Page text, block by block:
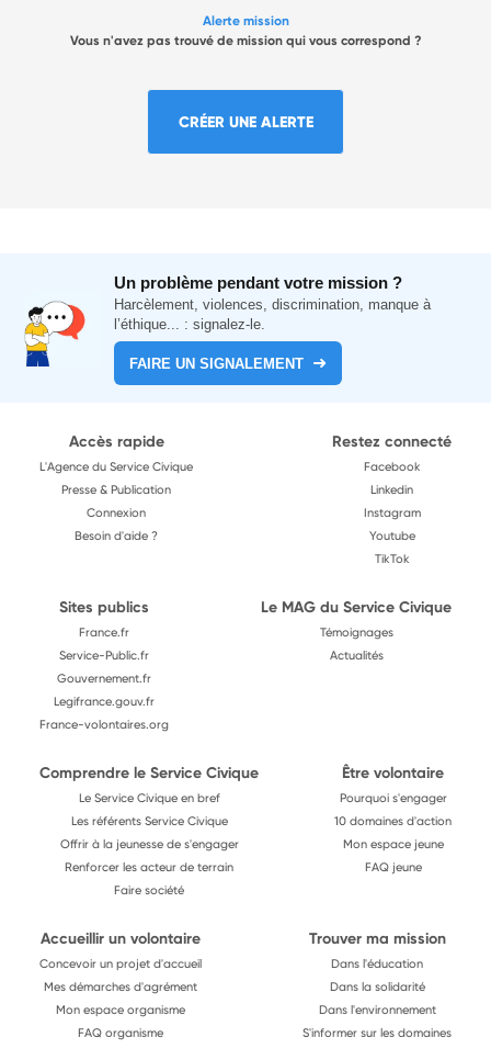
Alerte mission
Vous n'avez pas trouvé de mission qui vous correspond ?
CRÉER UNE ALERTE
Un problème pendant votre mission ?
Harcèlement, violences, discrimination, manque à
l’éthique... : signalez-le.
FAIRE UN SIGNALEMENT
Accès rapide
L'Agence du Service Civique
Presse & Publication
Connexion
Besoin d'aide ?
Restez connecté
Facebook
Linkedin
Instagram
Youtube
TikTok
Sites publics
France.fr
Service-Public.fr
Gouvernement.fr
Legifrance.gouv.fr
France-volontaires.org
Le MAG du Service Civique
Témoignages
Actualités
Comprendre le Service Civique
Le Service Civique en bref
Les référents Service Civique
Offrir à la jeunesse de s'engager
Renforcer les acteur de terrain
Faire société
Être volontaire
Pourquoi s'engager
10 domaines d'action
Mon espace jeune
FAQ jeune
Accueillir un volontaire
Concevoir un projet d'accueil
Mes démarches d'agrément
Mon espace organisme
FAQ organisme
Trouver ma mission
Dans l'éducation
Dans la solidarité
Dans l'environnement
S'informer sur les domaines